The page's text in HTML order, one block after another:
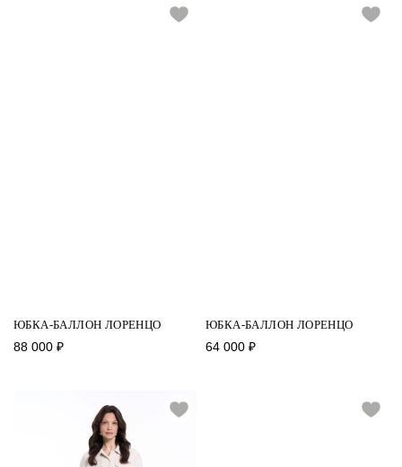
ЮБКА-БАЛЛОН ЛОРЕНЦО
88 000 ₽
ЮБКА-БАЛЛОН ЛОРЕНЦО
64 000 ₽